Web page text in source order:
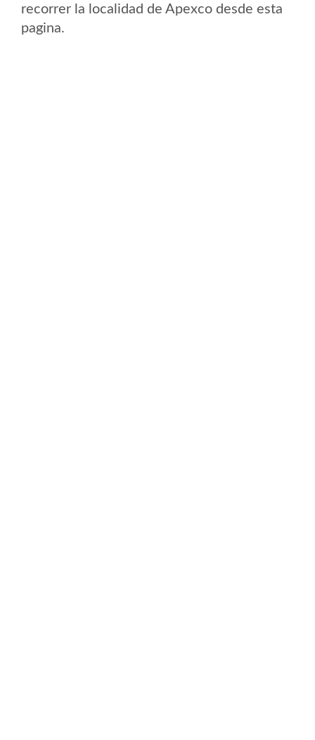
recorrer la localidad de Apexco desde esta
pagina.